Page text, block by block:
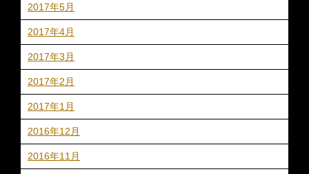
2017年5月
2017年4月
2017年3月
2017年2月
2017年1月
2016年12月
2016年11月